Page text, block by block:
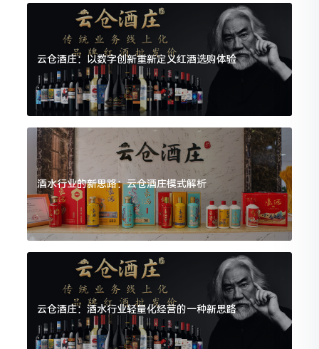
云仓酒庄：以数字创新重新定义红酒选购体验
酒水行业的新思路：云仓酒庄模式解析
云仓酒庄：酒水行业轻量化经营的一种新思路